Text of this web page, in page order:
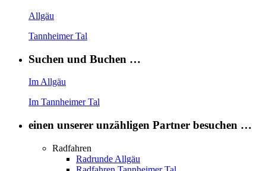
Allgäu
Tannheimer Tal
Suchen und Buchen …
Im Allgäu
Im Tannheimer Tal
einen unserer unzähligen Partner besuchen …
Radfahren
Radrunde Allgäu